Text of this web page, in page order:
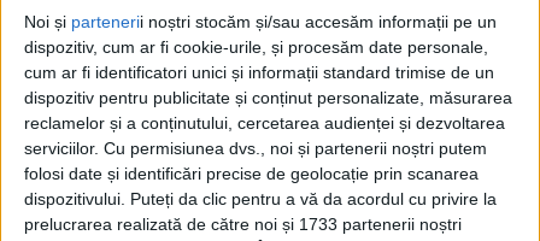
Noi și partenerii noștri stocăm și/sau accesăm informații pe un
dispozitiv, cum ar fi cookie-urile, și procesăm date personale,
cum ar fi identificatori unici și informații standard trimise de un
dispozitiv pentru publicitate și conținut personalizate, măsurarea
reclamelor și a conținutului, cercetarea audienței și dezvoltarea
serviciilor. Cu permisiunea dvs., noi și partenerii noștri putem
folosi date și identificări precise de geolocație prin scanarea
dispozitivului. Puteți da clic pentru a vă da acordul cu privire la
prelucrarea realizată de către noi și 1733 partenerii noștri
Acasă Etichete Grup infracțional
Etichetă: grup infracțional